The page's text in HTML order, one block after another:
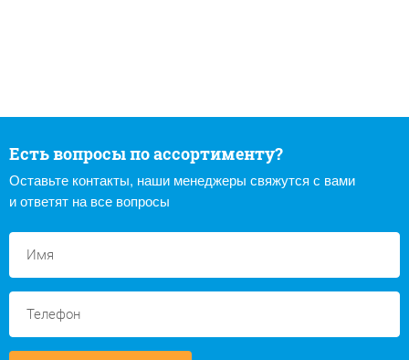
Есть вопросы по ассортименту?
Оставьте контакты, наши менеджеры свяжутся с вами
и ответят на все вопросы